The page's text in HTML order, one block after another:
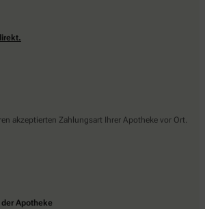
akzeptierten Zahlungsart Ihrer Apotheke vor Ort.
Apotheke